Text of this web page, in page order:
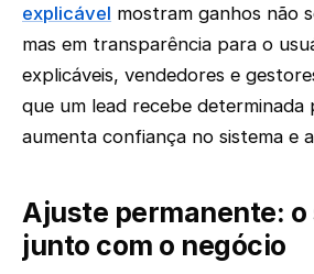
explicável mostram ganhos não
mas em transparência para o
explicáveis, vendedores e
que um lead recebe
aumenta confiança no sistema e
Ajuste permanente: o
junto com o negócio